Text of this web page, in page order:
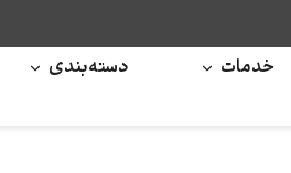
خدمات دسته‌بندی